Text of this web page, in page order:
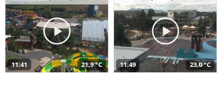
11:41 21,9 °C 11:49 23,0 °C